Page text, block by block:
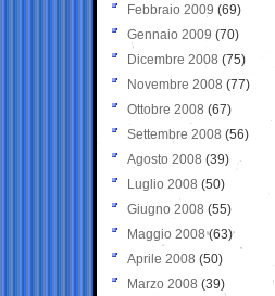
Febbraio 2009 (69)
Gennaio 2009 (70)
Dicembre 2008 (75)
Novembre 2008 (77)
Ottobre 2008 (67)
Settembre 2008 (56)
Agosto 2008 (39)
Luglio 2008 (50)
Giugno 2008 (55)
Maggio 2008(63)
Aprile 2008 (50)
Marzo 2008 (39)